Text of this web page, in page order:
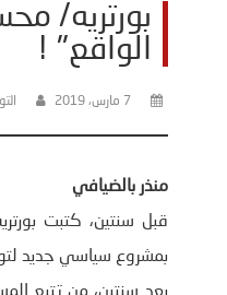
بورتريه/
الواقع" !
7 مارس، 2019
منذر بالضيافي
قبل سنتين، كتبت
بمشروع سياسي جديد